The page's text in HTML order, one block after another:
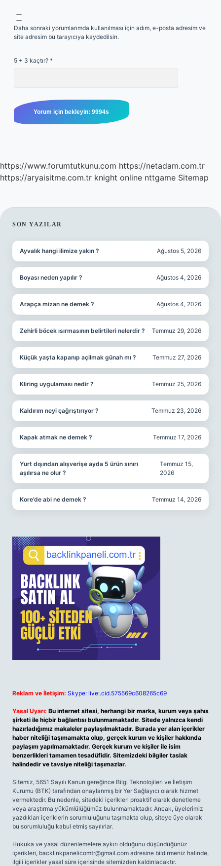
Daha sonraki yorumlarımda kullanılması için adım, e-posta adresim ve
site adresim bu tarayıcıya kaydedilsin.
5 + 3 kaçtır? *
https://www.forumtutkunu.com https://netadam.com.tr
https://aryaisitme.com.tr knight online nttgame Sitemap
SIDEBAR
SON YAZILAR
Ayvalık hangi ilimize yakın ? Ağustos 5, 2026
Boyası neden yapılır ? Ağustos 4, 2026
Arapça mizan ne demek ? Ağustos 4, 2026
Zehirli böcek ısırmasının belirtileri nelerdir ? Temmuz 29, 2026
Küçük yaşta kapanıp açilmak günah mı ? Temmuz 27, 2026
Kliring uygulaması nedir ? Temmuz 25, 2026
Kaldırım neyi çağrıştırıyor ? Temmuz 23, 2026
Kapak atmak ne demek ? Temmuz 17, 2026
Yurt dışından alışverişe ayda 5 ürün sınırı
aşılırsa ne olur ?
Temmuz 15,
2026
Kore’de abi ne demek ? Temmuz 14, 2026
Reklam ve İletişim: Skype: live:.cid.575569c608265c69
Yasal Uyarı: Bu internet sitesi, herhangi bir marka, kurum veya şahıs
şirketi ile hiçbir bağlantısı bulunmamaktadır. Sitede yalnızca kendi
hazırladığımız makaleler paylaşılmaktadır. Burada yer alan içerikler
haber niteliği taşımamakta olup, gerçek kurum ve kişiler hakkında
paylaşım yapılmamaktadır. Gerçek kurum ve kişiler ile isim
benzerlikleri tamamen tesadüfidir. Sitemizdeki bilgiler taslak
halindedir ve tavsiye niteliği taşımazlar.
Sitemiz, 5651 Sayılı Kanun gereğince Bilgi Teknolojileri ve İletişim
Kurumu (BTK) tarafından onaylanmış bir Yer Sağlayıcı olarak hizmet
vermektedir. Bu nedenle, sitedeki içerikleri proaktif olarak denetleme
veya araştırma yükümlülüğümüz bulunmamaktadır. Ancak, üyelerimiz
yazdıkları içeriklerin sorumluluğunu taşımakta olup, siteye üye olarak
bu sorumluluğu kabul etmiş sayılırlar.
Hukuka ve yasal düzenlemelere aykırı olduğunu düşündüğünüz
içerikleri, backlinkpanelicomtr@gmail.com adresine bildirmeniz halinde,
ilgili içerikler yasal süre içerisinde sitemizden kaldırılacaktır.